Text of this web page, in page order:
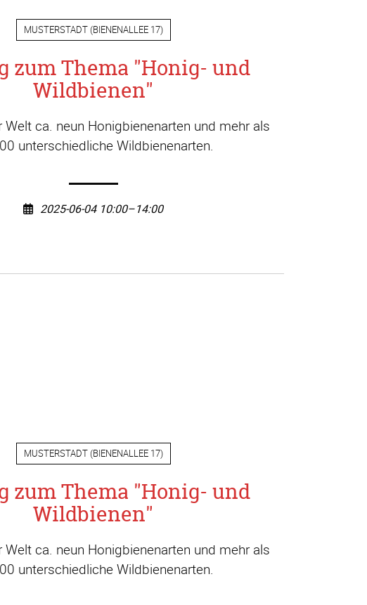
MUSTERSTADT(BIENENALLEE 17)
zum Thema "Honig- und
Wildbienen"
ca. neun Honigbienenarten und mehr als
unterschiedliche Wildbienenarten.
2025-06-04 10:00–14:00
MUSTERSTADT(BIENENALLEE 17)
zum Thema "Honig- und
Wildbienen"
ca. neun Honigbienenarten und mehr als
unterschiedliche Wildbienenarten.